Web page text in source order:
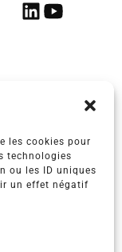
les cookies pour
technologies
ou les ID uniques
un effet négatif